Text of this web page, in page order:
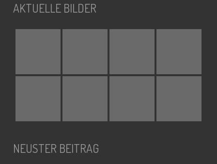
AKTUELLE BILDER
NEUSTER BEITRAG